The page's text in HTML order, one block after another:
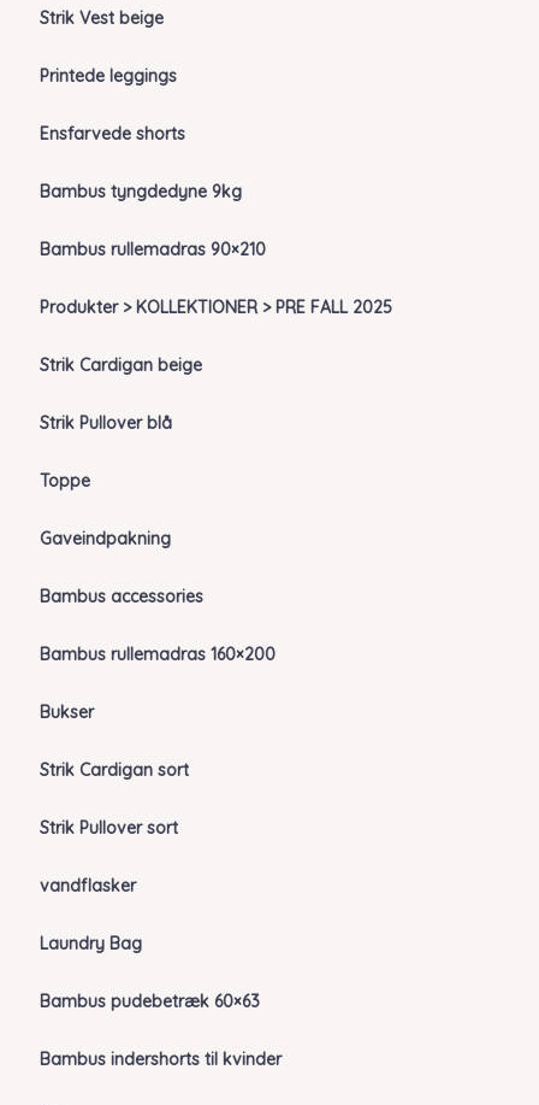
Strik Vest beige
Printede leggings
Ensfarvede shorts
Bambus tyngdedyne 9kg
Bambus rullemadras 90×210
Produkter > KOLLEKTIONER > PRE FALL 2025
Strik Cardigan beige
Strik Pullover blå
Toppe
Gaveindpakning
Bambus accessories
Bambus rullemadras 160×200
Bukser
Strik Cardigan sort
Strik Pullover sort
vandflasker
Laundry Bag
Bambus pudebetræk 60×63
Bambus indershorts til kvinder